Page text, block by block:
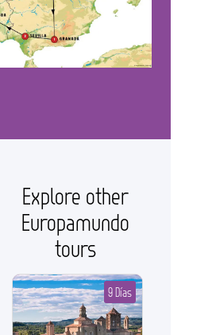
Explore other
Europamundo
tours
9 Días